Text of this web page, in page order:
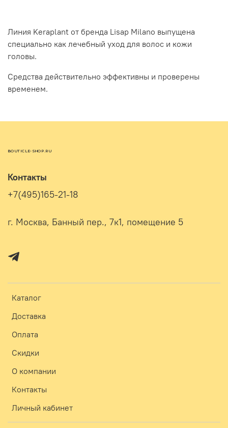
Линия Keraplant от бренда Lisap Milano выпущена
специально как лечебный уход для волос и кожи
головы.
Средства действительно эффективны и проверены
временем.
BOUTICLE-SHOP.RU
Каталог
Доставка
Оплата
Скидки
О компании
Контакты
Личный кабинет
Контакты
+7(495)165-21-18
г. Москва, Банный пер., 7к1, помещение 5